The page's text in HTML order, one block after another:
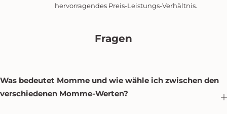
hervorragendes Preis-Leistungs-Verhältnis.
Fragen
Was bedeutet Momme und wie wähle ich zwischen den
verschiedenen Momme-Werten?